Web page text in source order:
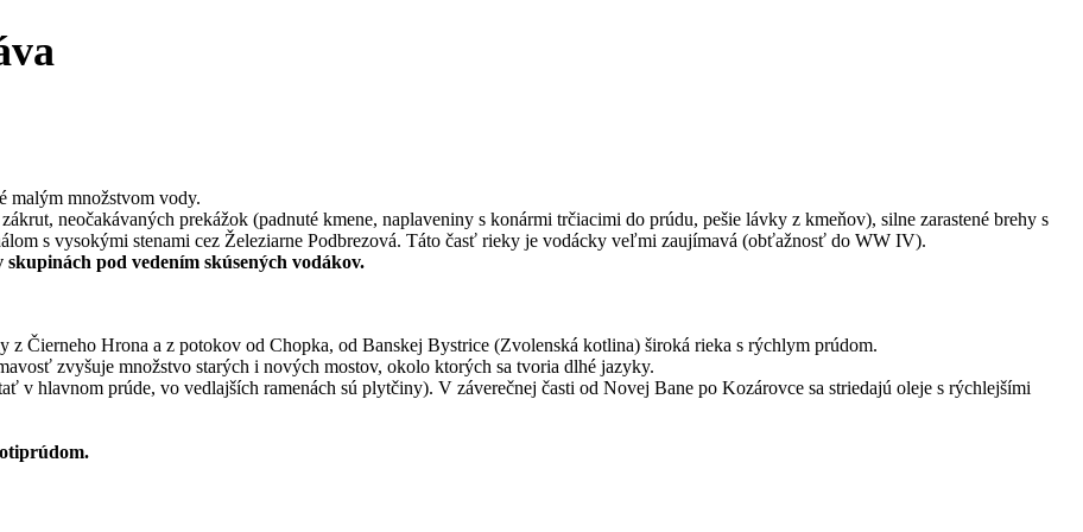
malým množstvom vody.
neočakávaných prekážok (padnuté kmene, naplaveniny s konármi trčiacimi do prúdu, pešie lávky z kmeňov), silne zarastené brehy s
s vysokými stenami cez Železiarne Podbrezová. Táto časť rieky je vodácky veľmi zaujímavá (obťažnosť do WW IV).
pod vedením skúsených vodákov.
z Čierneho Hrona a z potokov od Chopka, od Banskej Bystrice (Zvolenská kotlina) široká rieka s rýchlym prúdom.
zvyšuje množstvo starých i nových mostov, okolo ktorých sa tvoria dlhé jazyky.
v hlavnom prúde, vo vedlajších ramenách sú plytčiny). V záverečnej časti od Novej Bane po Kozárovce sa striedajú oleje s rýchlejšími